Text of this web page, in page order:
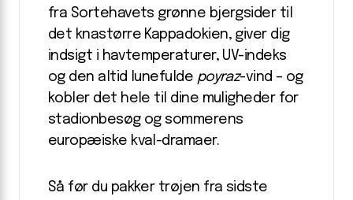
fra Sortehavets grønne bjergsider til
det knastørre Kappadokien, giver dig
indsigt i havtemperaturer, UV-indeks
og den altid lunefulde poyraz-vind – og
kobler det hele til dine muligheder for
stadionbesøg og sommerens
europæiske kval-dramaer.
Så før du pakker trøjen fra sidste